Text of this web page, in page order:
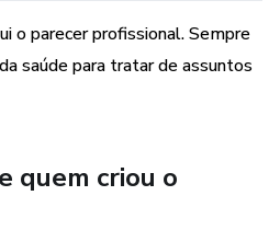
o parecer profissional. Sempre
saúde para tratar de assuntos
quem criou o